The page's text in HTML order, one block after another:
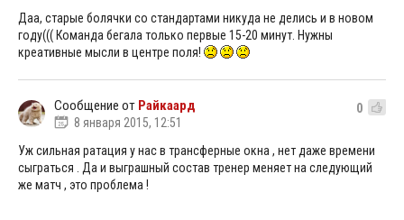
Даа, старые болячки со стандартами никуда не делись и в новом
году((( Команда бегала только первые 15-20 минут. Нужны
креативные мысли в центре поля!
Сообщение от Райкаард
8 января 2015, 12:51
0
Уж сильная ратация у нас в трансферные окна , нет даже времени
сыграться . Да и выграшный состав тренер меняет на следующий
же матч , это проблема !